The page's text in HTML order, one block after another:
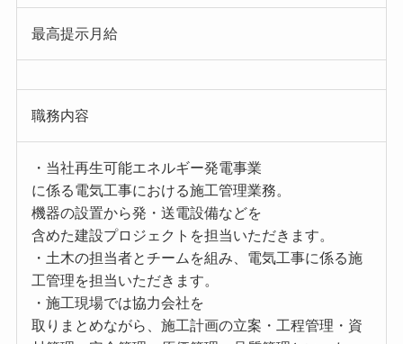
最高提示月給
職務内容
・当社再生可能エネルギー発電事業
に係る電気工事における施工管理業務。
機器の設置から発・送電設備などを
含めた建設プロジェクトを担当いただきます。
・土木の担当者とチームを組み、電気工事に係る施
工管理を担当いただきます。
・施工現場では協力会社を
取りまとめながら、施工計画の立案・工程管理・資